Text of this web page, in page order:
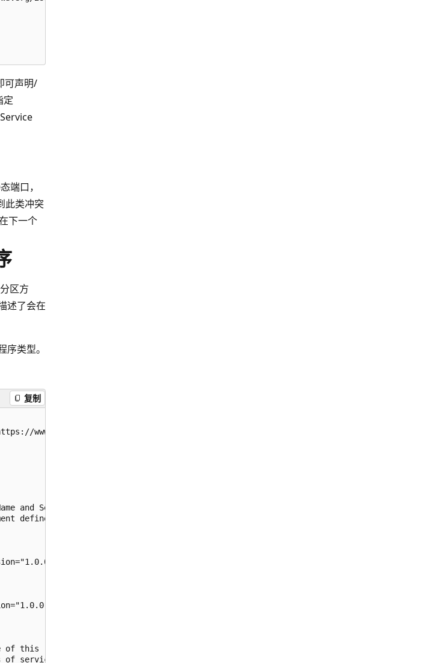
可声明/
定
端口，
此类冲突
下一个
区方
述了会在
类型。
复制
www.w3.org/2001/XMLSchema-instance" ApplicationTypeName="VotingType"
and ServiceManifestVersion
defined in the
/>
/>
of this
of service type using the